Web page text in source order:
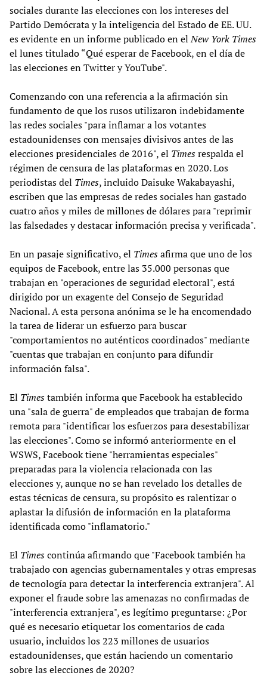
sociales durante las elecciones con los intereses del
Partido Demócrata y la inteligencia del Estado de EE. UU.
es evidente en un informe publicado en elNew York Times
el lunes titulado “Qué esperar de Facebook, en el día de
las elecciones en Twitter y YouTube".
Comenzando con una referencia a la afirmación sin
fundamento de que los rusos utilizaron indebidamente
las redes sociales "para inflamar a los votantes
estadounidenses con mensajes divisivos antes de las
elecciones presidenciales de 2016", el Timesrespalda el
régimen de censura de las plataformas en 2020. Los
periodistas del Times, incluido Daisuke Wakabayashi,
escriben que las empresas de redes sociales han gastado
cuatro años y miles de millones de dólares para "reprimir
las falsedades y destacar información precisa y verificada".
En un pasaje significativo, el Timesafirma que uno de los
equipos de Facebook, entre las 35.000 personas que
trabajan en "operaciones de seguridad electoral", está
dirigido por un exagente del Consejo de Seguridad
Nacional. A esta persona anónima se le ha encomendado
la tarea de liderar un esfuerzo para buscar
"comportamientos no auténticos coordinados" mediante
"cuentas que trabajan en conjunto para difundir
información falsa".
El Timestambién informa que Facebook ha establecido
una "sala de guerra" de empleados que trabajan de forma
remota para "identificar los esfuerzos para desestabilizar
las elecciones". Como se informó anteriormente en el
WSWS, Facebook tiene "herramientas especiales"
preparadas para la violencia relacionada con las
elecciones y, aunque no se han revelado los detalles de
estas técnicas de censura, su propósito es ralentizar o
aplastar la difusión de información en la plataforma
identificada como "inflamatorio."
El Timescontinúa afirmando que "Facebook también ha
trabajado con agencias gubernamentales y otras empresas
de tecnología para detectar la interferencia extranjera". Al
exponer el fraude sobre las amenazas no confirmadas de
"interferencia extranjera", es legítimo preguntarse: ¿Por
qué es necesario etiquetar los comentarios de cada
usuario, incluidos los 223 millones de usuarios
estadounidenses, que están haciendo un comentario
sobre las elecciones de 2020?